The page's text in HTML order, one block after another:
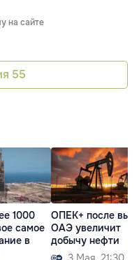
на сайте
55
1000
самое
в
ОПЕК+ после
ОАЭ увеличит
добычу нефти